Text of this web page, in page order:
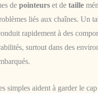
de pointeurs et de taille
liés aux chaînes. Un
rapidement à des
surtout dans des
simples aident à garder le